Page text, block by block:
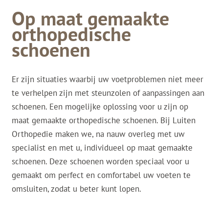
Op maat gemaakte
orthopedische
schoenen
Er zijn situaties waarbij uw voetproblemen niet meer
te verhelpen zijn met steunzolen of aanpassingen aan
schoenen. Een mogelijke oplossing voor u zijn op
maat gemaakte orthopedische schoenen. Bij Luiten
Orthopedie maken we, na nauw overleg met uw
specialist en met u, individueel op maat gemaakte
schoenen. Deze schoenen worden speciaal voor u
gemaakt om perfect en comfortabel uw voeten te
omsluiten, zodat u beter kunt lopen.